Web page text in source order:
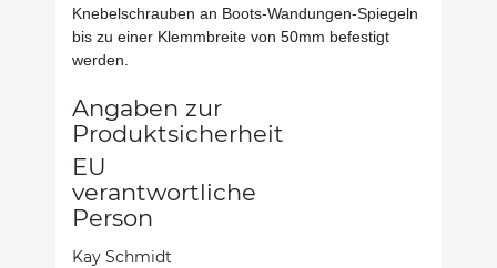
Knebelschrauben an Boots-Wandungen-Spiegeln
bis zu einer Klemmbreite von 50mm befestigt
werden.
Angaben zur
Produktsicherheit
EU
verantwortliche
Person
Kay Schmidt